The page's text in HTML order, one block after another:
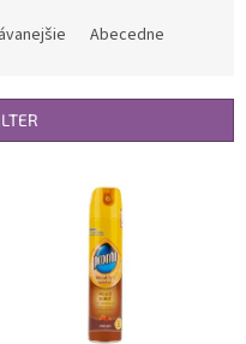
Abecedne